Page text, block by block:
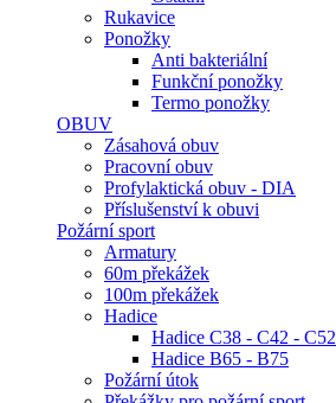
Rukavice
Ponožky
Anti bakteriální
Funkční ponožky
Termo ponožky
OBUV
Zásahová obuv
Pracovní obuv
Profylaktická obuv - DIA
Příslušenství k obuvi
Požární sport
Armatury
60m překážek
100m překážek
Hadice
Hadice C38 - C42 - C52
Hadice B65 - B75
Požární útok